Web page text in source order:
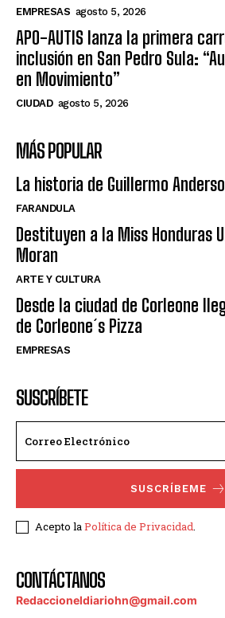
EMPRESAS agosto 5, 2026
APO-AUTIS lanza la primera
inclusión en San Pedro Sula:
en Movimiento”
CIUDAD agosto 5, 2026
MÁS POPULAR
La historia de Guillermo
FARANDULA
Destituyen a la Miss Honduras
Moran
ARTE Y CULTURA
Desde la ciudad de Corleone
de Corleone´s Pizza
EMPRESAS
SUSCRÍBETE
SUSCRÍBEME
Acepto laPolítica de Privacidad.
CONTÁCTANOS
Redaccioneldiariohn@gmail.com